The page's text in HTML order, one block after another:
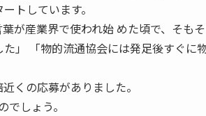
トしています。
が産業界で使われ始 めた頃で、そも
」 「物的流通協会には発足後すぐに
くの応募がありました。
しょう。